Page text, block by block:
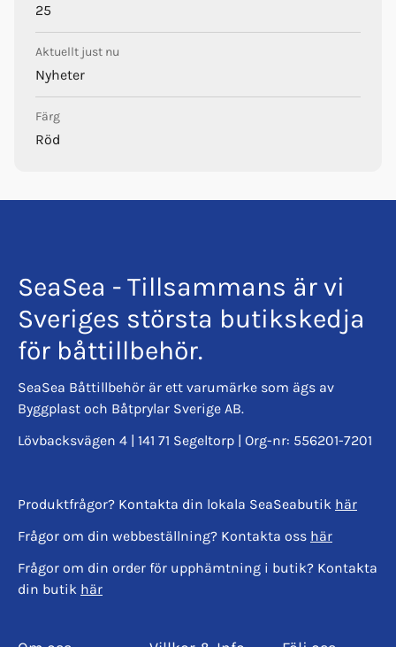
25
Aktuellt just nu
Nyheter
Färg
Röd
SeaSea - Tillsammans är vi
Sveriges största butikskedja
för båttillbehör.
SeaSea Båttillbehör är ett varumärke som ägs av
Byggplast och Båtprylar Sverige AB.
Lövbacksvägen 4 | 141 71 Segeltorp | Org-nr: 556201-7201
Produktfrågor? Kontakta din lokala SeaSeabutik här
Frågor om din webbeställning? Kontakta oss här
Frågor om din order för upphämtning i butik? Kontakta
din butik här